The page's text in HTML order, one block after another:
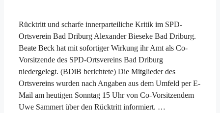
Rücktritt und scharfe innerparteiliche Kritik im SPD-
Ortsverein Bad Driburg Alexander Bieseke Bad Driburg.
Beate Beck hat mit sofortiger Wirkung ihr Amt als Co-
Vorsitzende des SPD-Ortsvereins Bad Driburg
niedergelegt. (BDiB berichtete) Die Mitglieder des
Ortsvereins wurden nach Angaben aus dem Umfeld per E-
Mail am heutigen Sonntag 15 Uhr von Co-Vorsitzendem
Uwe Sammert über den Rücktritt informiert. …